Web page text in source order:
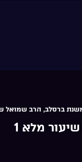
ברסלב, הרב שמואל
מלא 1